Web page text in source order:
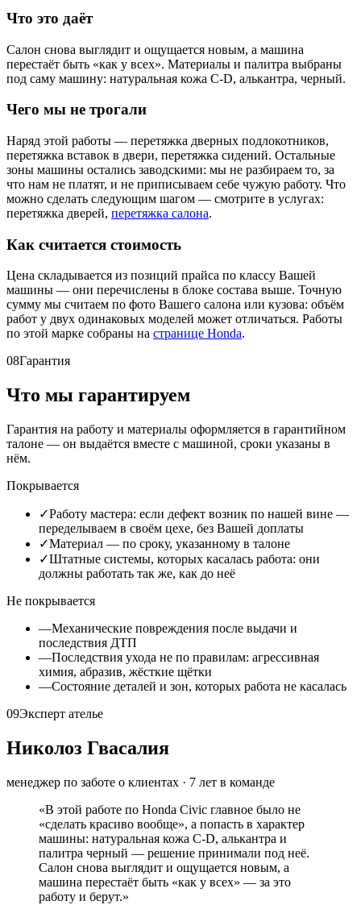
Что это даёт
Салон снова выглядит и ощущается новым, а машина
перестаёт быть «как у всех». Материалы и палитра выбраны
под саму машину: натуральная кожа C-D, алькантра, черный.
Чего мы не трогали
Наряд этой работы — перетяжка дверных подлокотников,
перетяжка вставок в двери, перетяжка сидений. Остальные
зоны машины остались заводскими: мы не разбираем то, за
что нам не платят, и не приписываем себе чужую работу. Что
можно сделать следующим шагом — смотрите в услугах:
перетяжка дверей, перетяжка салона.
Как считается стоимость
Цена складывается из позиций прайса по классу Вашей
машины — они перечислены в блоке состава выше. Точную
сумму мы считаем по фото Вашего салона или кузова: объём
работ у двух одинаковых моделей может отличаться. Работы
по этой марке собраны на странице Honda.
08Гарантия
Что мы гарантируем
Гарантия на работу и материалы оформляется в гарантийном
талоне — он выдаётся вместе с машиной, сроки указаны в
нём.
Покрывается
✓Работу мастера: если дефект возник по нашей вине —
переделываем в своём цехе, без Вашей доплаты
✓Материал — по сроку, указанному в талоне
✓Штатные системы, которых касалась работа: они
должны работать так же, как до неё
Не покрывается
—Механические повреждения после выдачи и
последствия ДТП
—Последствия ухода не по правилам: агрессивная
химия, абразив, жёсткие щётки
—Состояние деталей и зон, которых работа не касалась
09Эксперт ателье
Николоз Гвасалия
менеджер по заботе о клиентах · 7 лет в команде
«В этой работе по Honda Civic главное было не
«сделать красиво вообще», а попасть в характер
машины: натуральная кожа C-D, алькантра и
палитра черный — решение принимали под неё.
Салон снова выглядит и ощущается новым, а
машина перестаёт быть «как у всех» — за это
работу и берут.»